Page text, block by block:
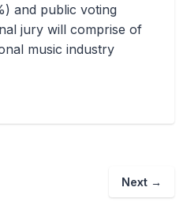
and public voting
jury will comprise of
music industry
Next →